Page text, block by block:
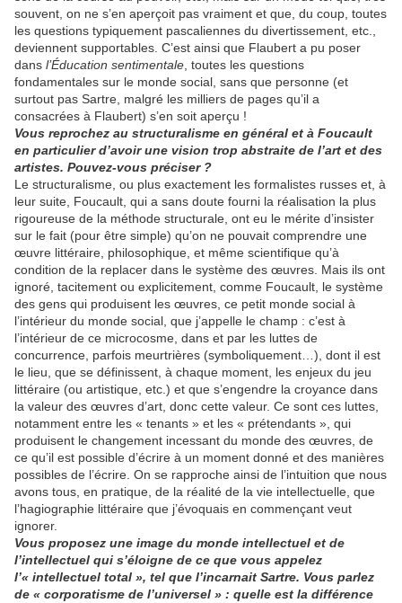
souvent, on ne s’en aperçoit pas vraiment et que, du coup, toutes
les questions typiquement pascaliennes du divertissement, etc.,
deviennent supportables. C’est ainsi que Flaubert a pu poser
dans l’Éducation sentimentale , toutes les questions
fondamentales sur le monde social, sans que personne (et
surtout pas Sartre, malgré les milliers de pages qu’il a
consacrées à Flaubert) s’en soit aperçu !
Vous reprochez au structuralisme en général et à Foucault
en particulier d’avoir une vision trop abstraite de l’art et des
artistes. Pouvez-vous préciser ?
Le structuralisme, ou plus exactement les formalistes russes et, à
leur suite, Foucault, qui a sans doute fourni la réalisation la plus
rigoureuse de la méthode structurale, ont eu le mérite d’insister
sur le fait (pour être simple) qu’on ne pouvait comprendre une
œuvre littéraire, philosophique, et même scientifique qu’à
condition de la replacer dans le système des œuvres. Mais ils ont
ignoré, tacitement ou explicitement, comme Foucault, le système
des gens qui produisent les œuvres, ce petit monde social à
l’intérieur du monde social, que j’appelle le champ : c’est à
l’intérieur de ce microcosme, dans et par les luttes de
concurrence, parfois meurtrières (symboliquement…), dont il est
le lieu, que se définissent, à chaque moment, les enjeux du jeu
littéraire (ou artistique, etc.) et que s’engendre la croyance dans
la valeur des œuvres d’art, donc cette valeur. Ce sont ces luttes,
notamment entre les « tenants » et les « prétendants », qui
produisent le changement incessant du monde des œuvres, de
ce qu’il est possible d’écrire à un moment donné et des manières
possibles de l’écrire. On se rapproche ainsi de l’intuition que nous
avons tous, en pratique, de la réalité de la vie intellectuelle, que
l’hagiographie littéraire que j’évoquais en commençant veut
ignorer.
Vous proposez une image du monde intellectuel et de
l’intellectuel qui s’éloigne de ce que vous appelez
l’« intellectuel total », tel que l’incarnait Sartre. Vous parlez
de « corporatisme de l’universel » : quelle est la différence